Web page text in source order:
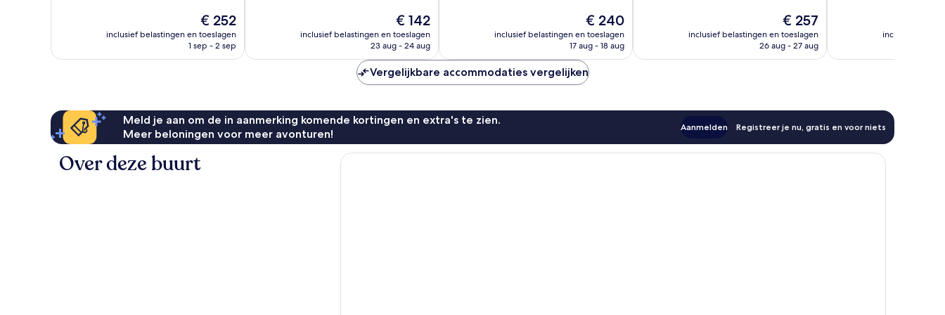
beoordelingen
De
prijs
is
€ 252
inclusief belastingen en toeslagen
1 sep - 2 sep
beoordelingen
De
prijs
is
€ 142
inclusief belastingen en toeslagen
23 aug - 24 aug
beoordelingen
De
prijs
is
€ 240
inclusief belastingen en toeslagen
17 aug - 18 aug
beoordelingen
De
prijs
is
€ 257
inclusief belastingen en toeslagen
26 aug - 27 aug
beoordelingeninclusief
Vergelijkbare accommodaties vergelijken
Meld je aan om de in aanmerking komende kortingen en extra's te zien.
Meer beloningen voor meer avonturen!
Aanmelden Registreer je nu, gratis en voor niets
Over deze buurt